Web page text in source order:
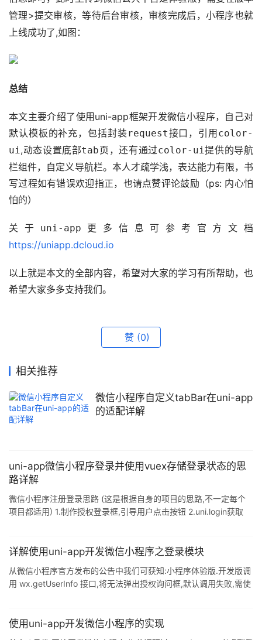
管理>提交审核，等待后台审核，审核完成后，小程序也就
上线成功了,如图：
总结
本文主要介绍了使用uni-app框架开发微信小程序，自己对
默认模板的补充，包括封装request接口，引用color-
ui,动态设置底部tab页，还有通过color-ui提供的导航
栏组件，自定义导航栏。本人才疏学浅，表达能力有限，书
写过程如有错误欢迎指正，也请点赞评论鼓励（ps: 内心怕
怕的）
关于 uni-app
https://uniapp.dcloud.io
以上就是本文的全部内容，希望对大家的学习有所帮助，也
希望大家多多支持我们。
赞 (0)
相关推荐
微信小程序自定义tabBar在uni-app
的适配详解
uni-app微信小程序登录并使用vuex存储登录状态的思
路详解
微信小程序注册登录思路 (这是根据自身的项目的思路,不一定每个
项目都适用) 1.制作授权登录框,引导用户点击按钮 2.uni.login获取
码:status==0(该用户未注册,需调用注册接口) status==1(该用户已
登录成功,并调用后台给的获取用户信息的
详解使用uni-app开发微信小程序之登录模块
从微信小程序官方发布的公告中我们可获知:小程序体验版.开发版调
用 wx.getUserInfo 接口,将无法弹出授权询问框,默认调用失败,需使
过,可以使用该接口获取用户信息 但在实际开发中我们可能需要弹出
使用uni-app开发微信小程序的实现